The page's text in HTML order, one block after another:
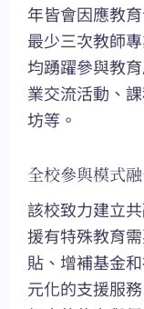
年皆會因應教
最少三次教師
均踴躍參與教
業交流活動、
坊等。
全校參與模式融
該校致力建立
援有特殊教育
貼、增補基金
元化的支援服